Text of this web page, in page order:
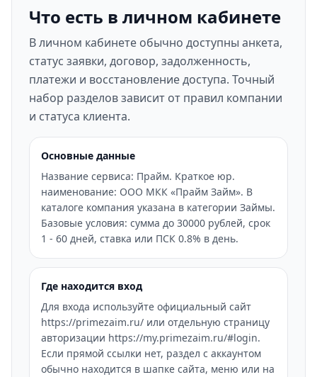
Что есть в личном кабинете
В личном кабинете обычно доступны анкета,
статус заявки, договор, задолженность,
платежи и восстановление доступа. Точный
набор разделов зависит от правил компании
и статуса клиента.
Основные данные
Название сервиса: Прайм. Краткое юр.
наименование: ООО МКК «Прайм Займ». В
каталоге компания указана в категории Займы.
Базовые условия: сумма до 30000 рублей, срок
1 - 60 дней, ставка или ПСК 0.8% в день.
Где находится вход
Для входа используйте официальный сайт
https://primezaim.ru/ или отдельную страницу
авторизации https://my.primezaim.ru/#login.
Если прямой ссылки нет, раздел с аккаунтом
обычно находится в шапке сайта, меню или на